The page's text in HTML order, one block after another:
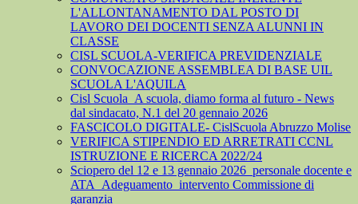
L'ALLONTANAMENTO DAL POSTO DI
LAVORO DEI DOCENTI SENZA ALUNNI IN
CLASSE
CISL SCUOLA-VERIFICA PREVIDENZIALE
CONVOCAZIONE ASSEMBLEA DI BASE UIL
SCUOLA L'AQUILA
Cisl Scuola_A scuola, diamo forma al futuro - News
dal sindacato, N.1 del 20 gennaio 2026
FASCICOLO DIGITALE- CislScuola Abruzzo Molise
VERIFICA STIPENDIO ED ARRETRATI CCNL
ISTRUZIONE E RICERCA 2022/24
Sciopero del 12 e 13 gennaio 2026_personale docente e
ATA_Adeguamento_intervento Commissione di
garanzia